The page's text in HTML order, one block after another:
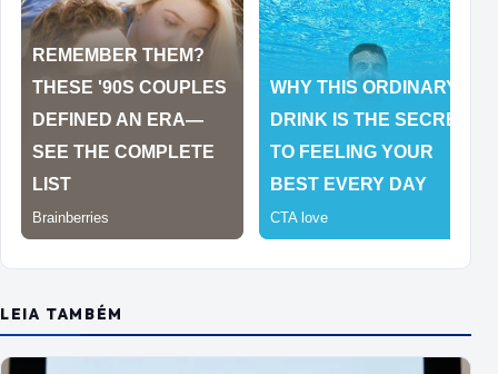
LEIA TAMBÉM